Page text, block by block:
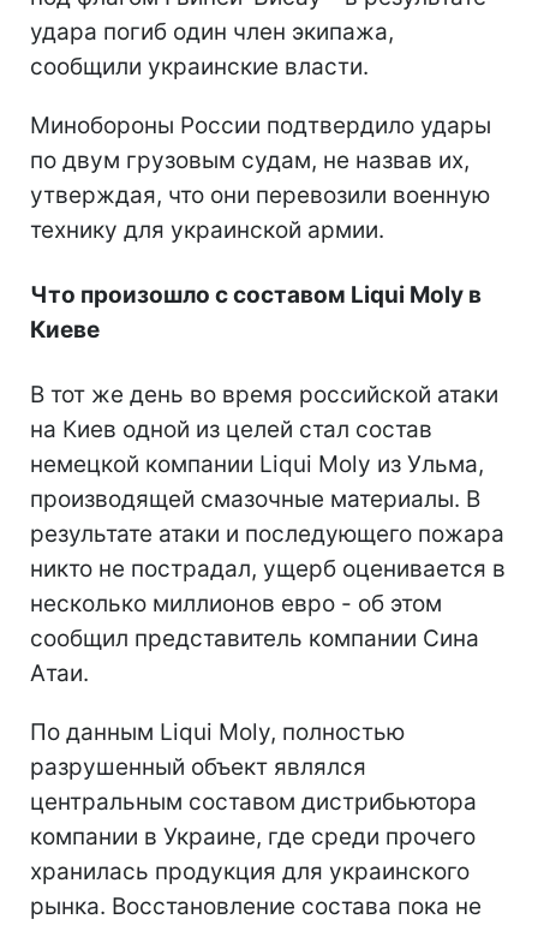
удара погиб один член экипажа,
сообщили украинские власти.
Минобороны России подтвердило удары
по двум грузовым судам, не назвав их,
утверждая, что они перевозили военную
технику для украинской армии.
Что произошло с составом Liqui Moly в
Киеве
В тот же день во время российской атаки
на Киев одной из целей стал состав
немецкой компании Liqui Moly из Ульма,
производящей смазочные материалы. В
результате атаки и последующего пожара
никто не пострадал, ущерб оценивается в
несколько миллионов евро - об этом
сообщил представитель компании Сина
Атаи.
По данным Liqui Moly, полностью
разрушенный объект являлся
центральным составом дистрибьютора
компании в Украине, где среди прочего
хранилась продукция для украинского
рынка. Восстановление состава пока не